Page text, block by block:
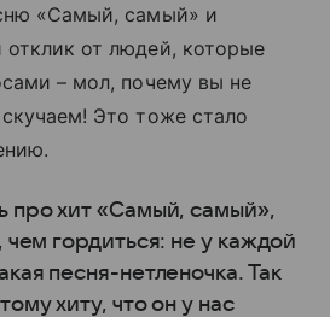
«Самый, самый» и
от людей, которые
– мол, почему вы не
Это тоже стало
про хит «Самый, самый»,
чем гордиться: не у каждой
песня-нетленочка. Так
хиту, что он у нас